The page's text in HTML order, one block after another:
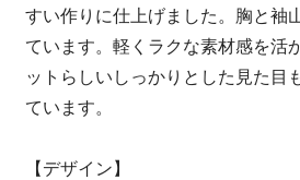
すい作りに仕上げました。胸と袖
ています。軽くラクな素材感を活
ットらしいしっかりとした見た目
ています。
【デザイン】